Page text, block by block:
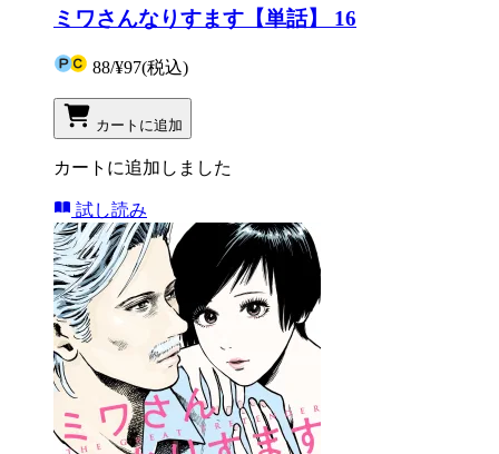
ミワさんなりすます【単話】 16
88/¥97(税込)
カートに追加
カートに追加しました
試し読み